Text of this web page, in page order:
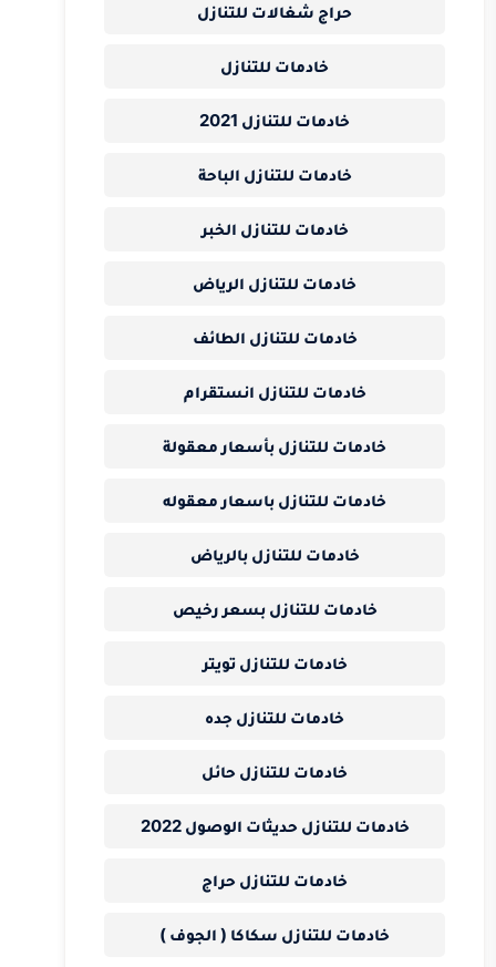
حراج شغالات للتنازل
خادمات للتنازل
خادمات للتنازل 2021
خادمات للتنازل الباحة
خادمات للتنازل الخبر
خادمات للتنازل الرياض
خادمات للتنازل الطائف
خادمات للتنازل انستقرام
خادمات للتنازل بأسعار معقولة
خادمات للتنازل باسعار معقوله
خادمات للتنازل بالرياض
خادمات للتنازل بسعر رخيص
خادمات للتنازل تويتر
خادمات للتنازل جده
خادمات للتنازل حائل
خادمات للتنازل حديثات الوصول 2022
خادمات للتنازل حراج
خادمات للتنازل سكاكا ( الجوف )